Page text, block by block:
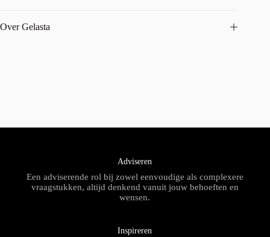
Over Gelasta
Adviseren
Een adviserende rol bij zowel eenvoudige als complexere
vraagstukken, altijd denkend vanuit jouw behoeften en
wensen.
Inspireren